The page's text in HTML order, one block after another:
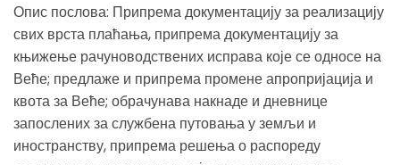
Опис послова: Припрема документацију за реализацију
свих врста плаћања, припрема документацију за
књижење рачуноводствених исправа које се односе на
Веће; предлаже и припрема промене апропријација и
квота за Веће; обрачунава накнаде и дневнице
запослених за службена путовања у земљи и
иностранству, припрема решења о распореду